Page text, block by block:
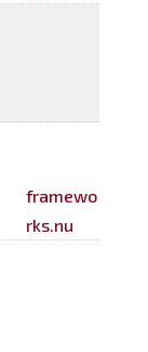
framewo
rks.nu